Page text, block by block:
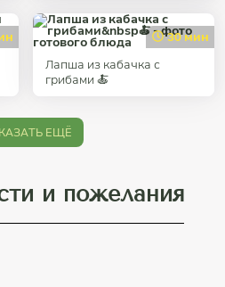
30 мин
Лапша из кабачка с
грибами 🍝
ЕЩЁ
и пожелания